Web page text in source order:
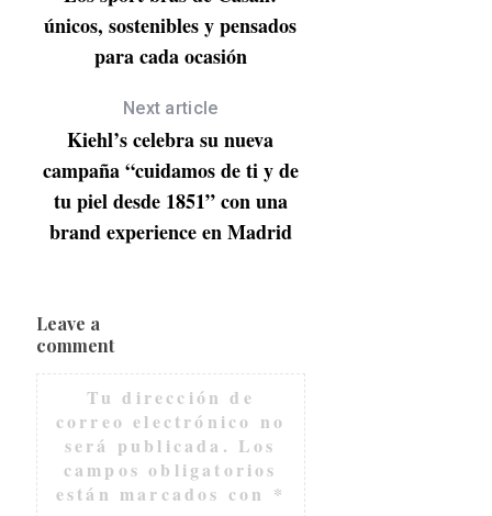
únicos, sostenibles y pensados
para cada ocasión
Next article
Kiehl’s celebra su nueva
campaña “cuidamos de ti y de
tu piel desde 1851” con una
brand experience en Madrid
Leave a
comment
Tu dirección de
correo electrónico no
será publicada. Los
campos obligatorios
están marcados con *